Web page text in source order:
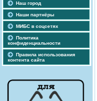
Наш город
Наши партнёры
МИБС в соцсетях
Политика
конфиденциальности
Правила использования
контента сайта